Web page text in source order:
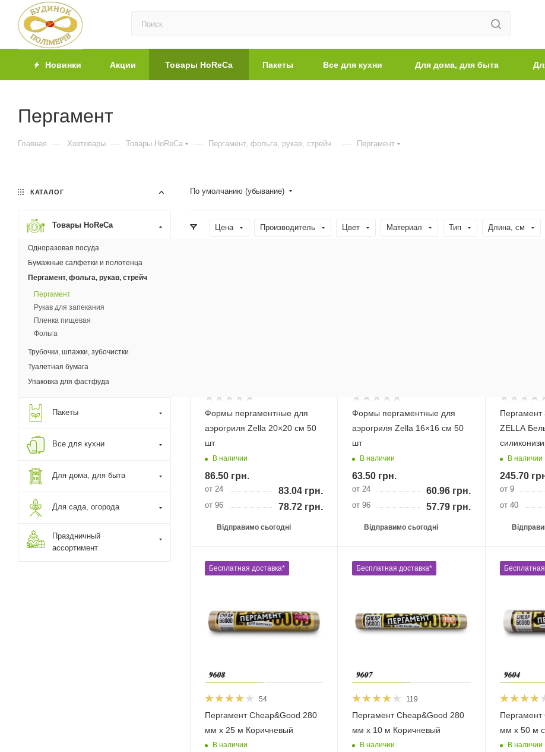
Новинки Акции Товары HoReCa Пакеты Все для кухни Для дома, для быта
Пергамент
Главная — Хозтовары — Товары HoReCa — Пергамент, фольга, рукав, стрейч — Пергамент
По умолчанию (убывание)
Цена Производитель Цвет Материал Тип Длина, cм
Формы пергаментные для
аэрогриля Zella 20×20 см 50
шт
В наличии
86.50 грн.
от 24 83.04 грн.
от 96 78.72 грн.
Відправимо сьогодні
Формы пергаментные для
аэрогриля Zella 16×16 см 50
шт
В наличии
63.50 грн.
от 24 60.96грн.
от 96 57.79грн.
Відправимо сьогодні
ZELLA
В наличии
245.70
от 9
от 40
Бесплатная доставка*
54
Пергамент Cheap&Good 280
мм х 25 м Коричневый
В наличии
Бесплатная доставка*
119
Пергамент Cheap&Good 280
мм х 10 м Коричневый
В наличии
Пергамент
мм х 50 м
В наличии
КАТАЛОГ
Товары HoReCa
Одноразовая посуда
Бумажные салфетки и полотенца
Пергамент, фольга, рукав, стрейч
Пергамент
Рукав для запекания
Пленка пищевая
Фольга
Трубочки, шпажки, зубочистки
Туалетная бумага
Упаковка для фастфуда
Пакеты
Все для кухни
Для дома, для быта
Для сада, огорода
Праздничный
ассортимент